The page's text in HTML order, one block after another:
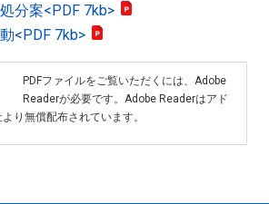
分案<PDF 7kb>
<PDF 7kb>
PDFファイルをご覧いただくには、Adobe
Readerが必要です。Adobe Readerはアド
り無償配布されています。